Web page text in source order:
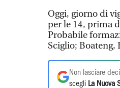
Oggi, giorno di
per le 14, prima
Probabile
Sciglio;
Non lasciare
scegli La Nuova